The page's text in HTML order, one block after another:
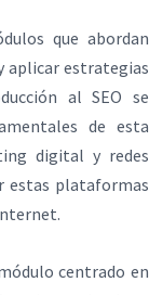
que abordan
aplicar estrategias
al SEO se
de esta
digital y redes
estas plataformas
centrado en